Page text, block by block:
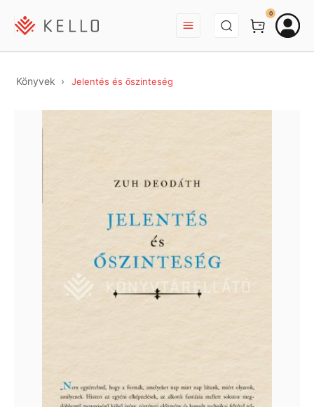
BEJELENTKEZÉS
0
Könyvek Jelentés és őszinteség